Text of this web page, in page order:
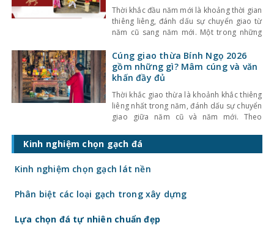
Thời khắc đầu năm mới là khoảng thời gian
thiêng liêng, đánh dấu sự chuyển giao từ
năm cũ sang năm mới. Một trong những
người Việt là xông đất (hay còn gọi là khai
trương đầu năm). Theo quan niệm dân
gian, người đầu tiên bước vào
Cúng giao thừa Bính Ngọ 2026
gồm những gì? Mâm cúng và văn
khấn đầy đủ
Thời khắc giao thừa là khoảnh khắc thiêng
liêng nhất trong năm, đánh dấu sự chuyển
giao giữa năm cũ và năm mới. Theo
cúng giao thừa không chỉ mang ý nghĩa
tiễn đưa năm cũ mà còn là nghi lễ cầu
Kinh nghiệm chọn gạch đá
Kinh nghiệm chọn gạch lát nền
Phân biệt các loại gạch trong xây dựng
Lựa chọn đá tự nhiên chuẩn đẹp